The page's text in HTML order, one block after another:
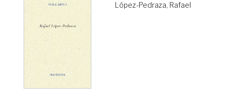
López-Pedraza, Rafael